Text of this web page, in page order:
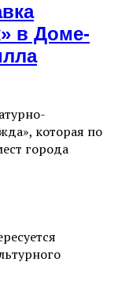
в Доме-
которая по
города